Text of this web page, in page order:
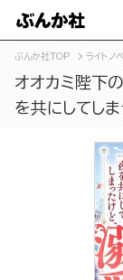
ぶんか社TOP ライトノ
オオカミ陛下
を共にしてしま